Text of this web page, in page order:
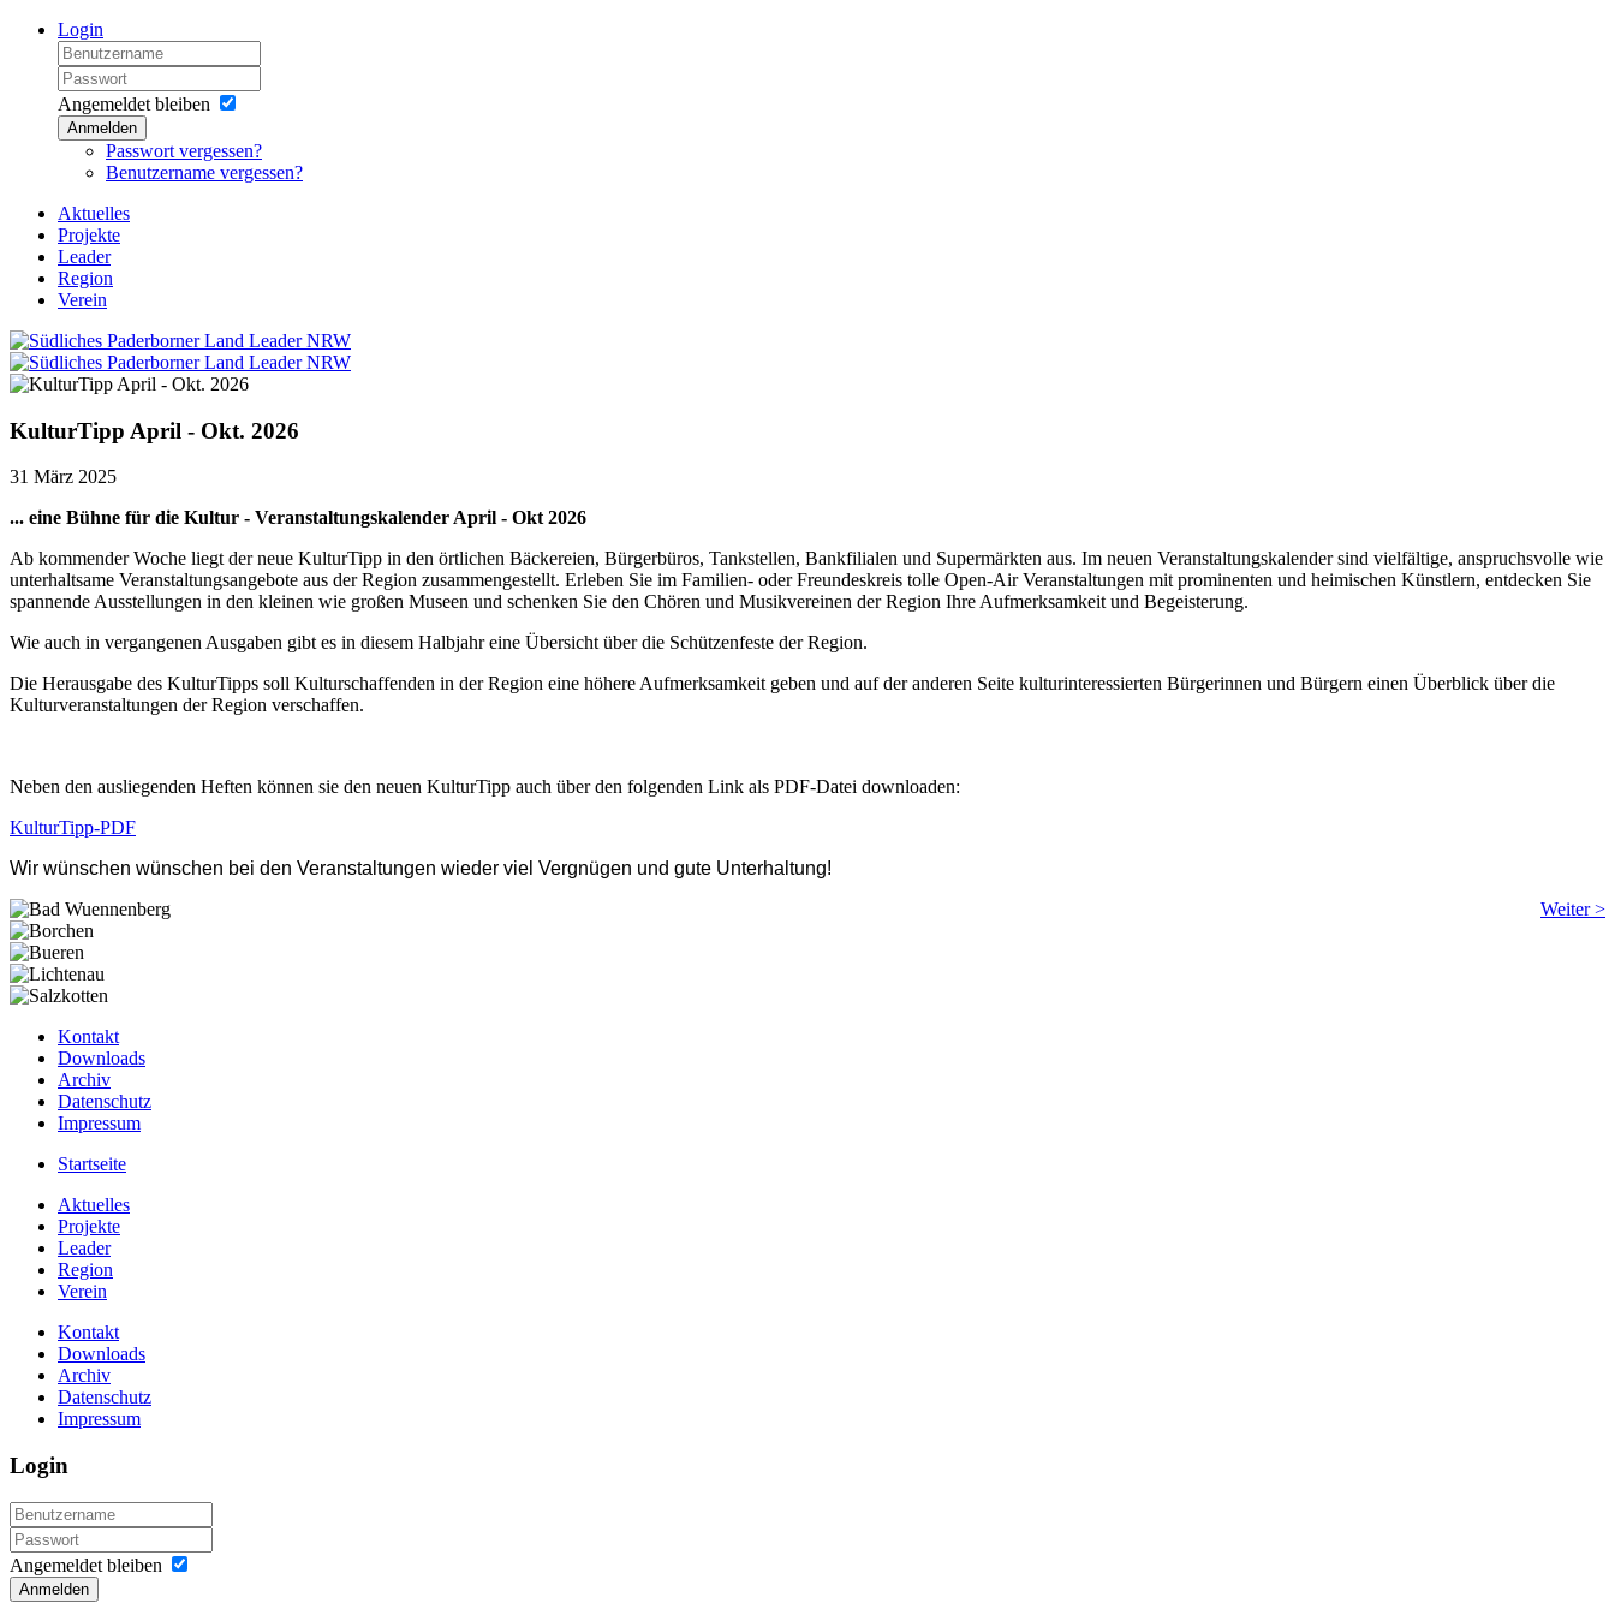
Login
Angemeldet bleiben
Anmelden
Passwort vergessen?
Benutzername vergessen?
Aktuelles
Projekte
Leader
Region
Verein
KulturTipp April - Okt. 2026
31 März 2025
... eine Bühne für die Kultur - Veranstaltungskalender April - Okt 2026
Ab kommender Woche liegt der neue KulturTipp in den örtlichen Bäckereien, Bürgerbüros, Tankstellen, Bankfilialen und Supermärkten aus. Im neuen Veranstaltungskalender sind vielfältige, anspruchsvolle wie
unterhaltsame Veranstaltungsangebote aus der Region zusammengestellt. Erleben Sie im Familien- oder Freundeskreis tolle Open-Air Veranstaltungen mit prominenten und heimischen Künstlern, entdecken Sie
spannende Ausstellungen in den kleinen wie großen Museen und schenken Sie den Chören und Musikvereinen der Region Ihre Aufmerksamkeit und Begeisterung.
Wie auch in vergangenen Ausgaben gibt es in diesem Halbjahr eine Übersicht über die Schützenfeste der Region.
Die Herausgabe des KulturTipps soll Kulturschaffenden in der Region eine höhere Aufmerksamkeit geben und auf der anderen Seite kulturinteressierten Bürgerinnen und Bürgern einen Überblick über die
Kulturveranstaltungen der Region verschaffen.
Neben den ausliegenden Heften können sie den neuen KulturTipp auch über den folgenden Link als PDF-Datei downloaden:
KulturTipp-PDF
Wir wünschen wünschen bei den Veranstaltungen wieder viel Vergnügen und gute Unterhaltung!
Weiter >
Kontakt
Downloads
Archiv
Datenschutz
Impressum
Startseite
Aktuelles
Projekte
Leader
Region
Verein
Kontakt
Downloads
Archiv
Datenschutz
Impressum
Login
Angemeldet bleiben
Anmelden